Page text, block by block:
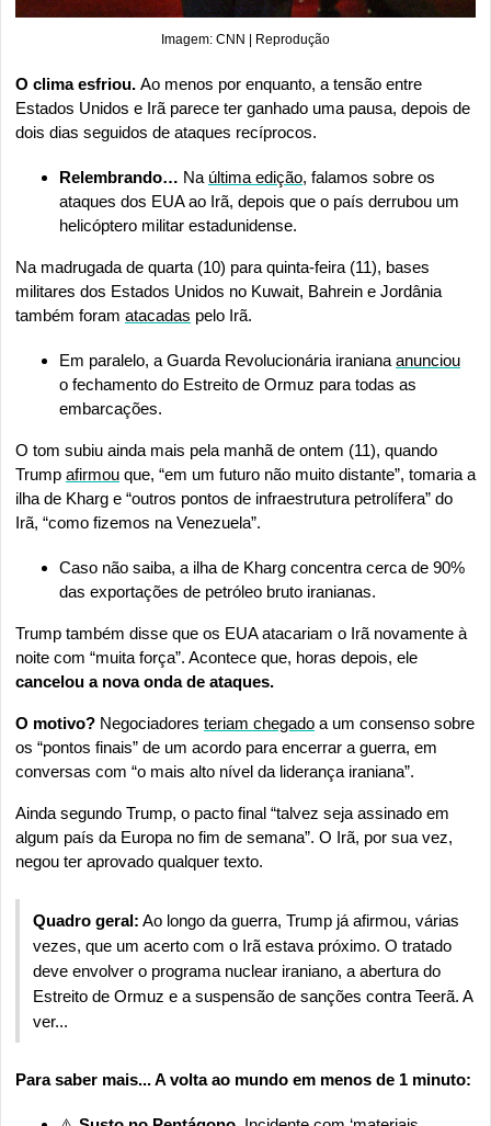
Imagem: CNN | Reprodução
O clima esfriou. Ao menos por enquanto, a tensão entre
Estados Unidos e Irã parece ter ganhado uma pausa, depois de
dois dias seguidos de ataques recíprocos.
Relembrando… Na última edição, falamos sobre os
ataques dos EUA ao Irã, depois que o país derrubou um
helicóptero militar estadunidense.
Na madrugada de quarta (10) para quinta-feira (11), bases
militares dos Estados Unidos no Kuwait, Bahrein e Jordânia
também foram atacadas pelo Irã.
Em paralelo, a Guarda Revolucionária iraniana anunciou
o fechamento do Estreito de Ormuz para todas as
embarcações.
O tom subiu ainda mais pela manhã de ontem (11), quando
Trump afirmou que, “em um futuro não muito distante”, tomaria a
ilha de Kharg e “outros pontos de infraestrutura petrolífera” do
Irã, “como fizemos na Venezuela”.
Caso não saiba, a ilha de Kharg concentra cerca de 90%
das exportações de petróleo bruto iranianas.
Trump também disse que os EUA atacariam o Irã novamente à
cancelou a nova onda de ataques.
O motivo? Negociadores teriam chegado a um consenso sobre
os “pontos finais” de um acordo para encerrar a guerra, em
conversas com “o mais alto nível da liderança iraniana”.
Ainda segundo Trump, o pacto final “talvez seja assinado em
algum país da Europa no fim de semana”. O Irã, por sua vez,
negou ter aprovado qualquer texto.
Quadro geral: Ao longo da guerra, Trump já afirmou, várias
vezes, que um acerto com o Irã estava próximo. O tratado
deve envolver o programa nuclear iraniano, a abertura do
Estreito de Ormuz e a suspensão de sanções contra Teerã. A
ver...
Para saber mais... A volta ao mundo em menos de 1 minuto: